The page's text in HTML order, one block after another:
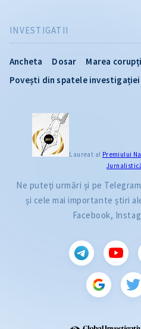
INVESTIGATII
Ancheta Dosar
Marea
Povești din spatele investigației
Laureat al Premiului
Ne puteți urmări și pe
și cele mai importante știri
Facebook,